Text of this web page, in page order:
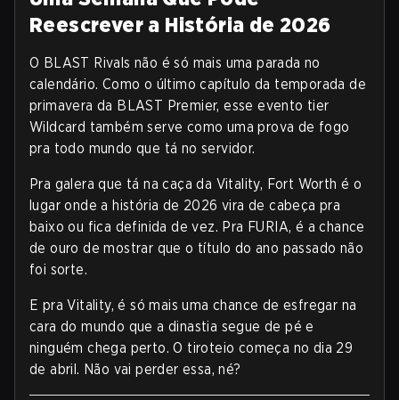
Reescrever a História de 2026
O BLAST Rivals não é só mais uma parada no
calendário. Como o último capítulo da temporada de
primavera da BLAST Premier, esse evento tier
Wildcard também serve como uma prova de fogo
pra todo mundo que tá no servidor.
Pra galera que tá na caça da Vitality, Fort Worth é o
lugar onde a história de 2026 vira de cabeça pra
baixo ou fica definida de vez. Pra FURIA, é a chance
de ouro de mostrar que o título do ano passado não
foi sorte.
E pra Vitality, é só mais uma chance de esfregar na
cara do mundo que a dinastia segue de pé e
ninguém chega perto. O tiroteio começa no dia 29
de abril. Não vai perder essa, né?